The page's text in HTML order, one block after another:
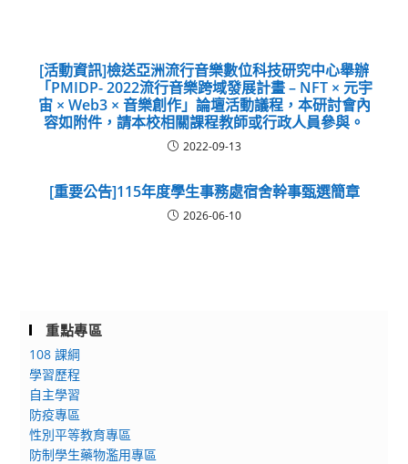
[活動資訊]檢送亞洲流行音樂數位科技研究中心舉辦
「PMIDP- 2022流行音樂跨域發展計畫 – NFT × 元宇
宙 × Web3 × 音樂創作」論壇活動議程，本研討會內
容如附件，請本校相關課程教師或行政人員參與。
2022-09-13
[重要公告]115年度學生事務處宿舍幹事甄選簡章
2026-06-10
重點專區
108 課綱
學習歷程
自主學習
防疫專區
性別平等教育專區
防制學生藥物濫用專區